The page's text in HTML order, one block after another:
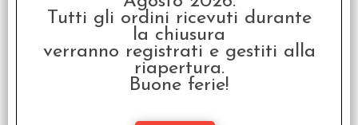
OFFERTA RAVEN PRIME
Tutti gli ordini ricevuti durante
la chiusura
verranno registrati e gestiti alla
riapertura.
Buone ferie!